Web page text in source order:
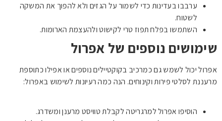
ערבבו בעדינות כדי לשמור על הגזים ולא להפוך את המשקה
לשטוח.
השתמשו בפלח תפוז טרי לקישוט ולהעצמת הארומות.
שימושים נוספים של אפרול
אפרול יכול לשמש גם כמרכיב בקוקטיילים נוספים או אפילו כתוספת
מרעננת לסלטי פירות וקינוחים. הנה כמה רעיונות לשימוש באפרול:
הוסיפו אפרול למרגריטה לקבלת טוויסט מרענן ומשדרג.